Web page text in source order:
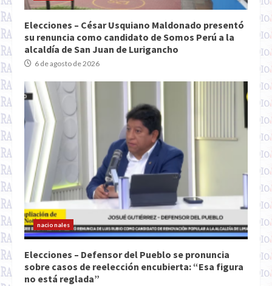
Elecciones – César Usquiano Maldonado presentó
su renuncia como candidato de Somos Perú a la
alcaldía de San Juan de Lurigancho
6 de agosto de 2026
nacionales
Elecciones – Defensor del Pueblo se pronuncia
sobre casos de reelección encubierta: “Esa figura
no está reglada”